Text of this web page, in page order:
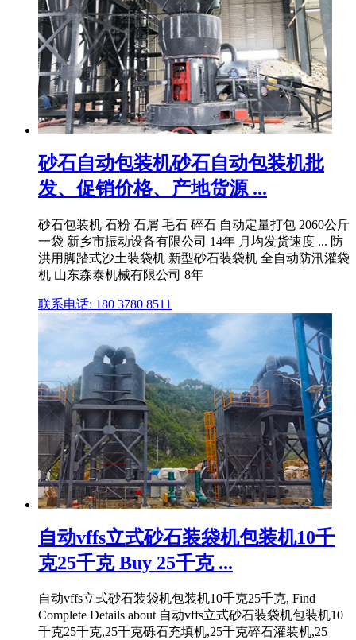
砂石自动包装机砂石自动包装机批
发、促销价格、产地货源 ...
砂石包装机 石粉 石屑 毛石 碎石 自动定量打包 2060公斤
一袋 新乡市振动设备有限公司 14年 月均发货速度 ... 防
洪用脚踏式沙土装袋机 新型砂石装袋机 全自动防汛灌袋
机 山东森泰机械有限公司 8年
联系电话: 180 3780 8511
自动vffs立式砂石装袋机包装机10千
克25千克 Buy 25千克 ...
自动vffs立式砂石装袋机包装机10千克25千克, Find
Complete Details about 自动vffs立式砂石装袋机包装机10
千克25千克,25千克砾石充填机,25千克碎石灌装机,25